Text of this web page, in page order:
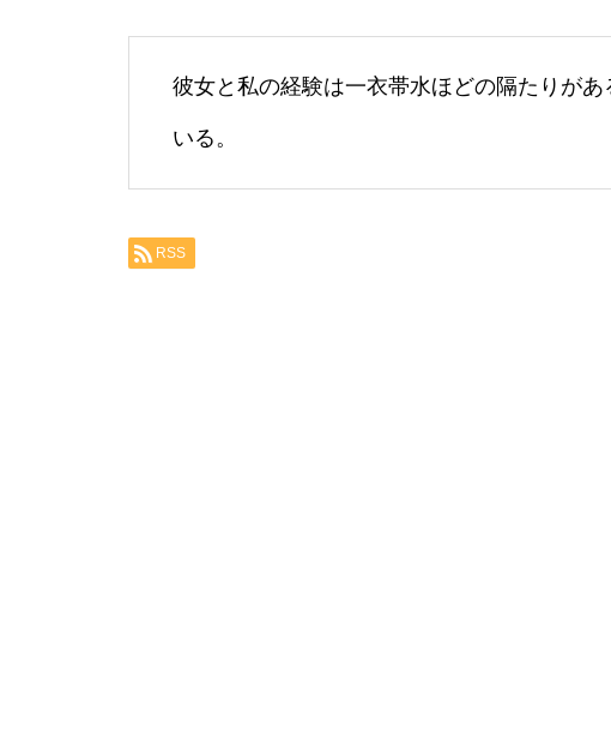
彼女と私の経験は一衣帯水ほどの隔たりが
いる。
RSS